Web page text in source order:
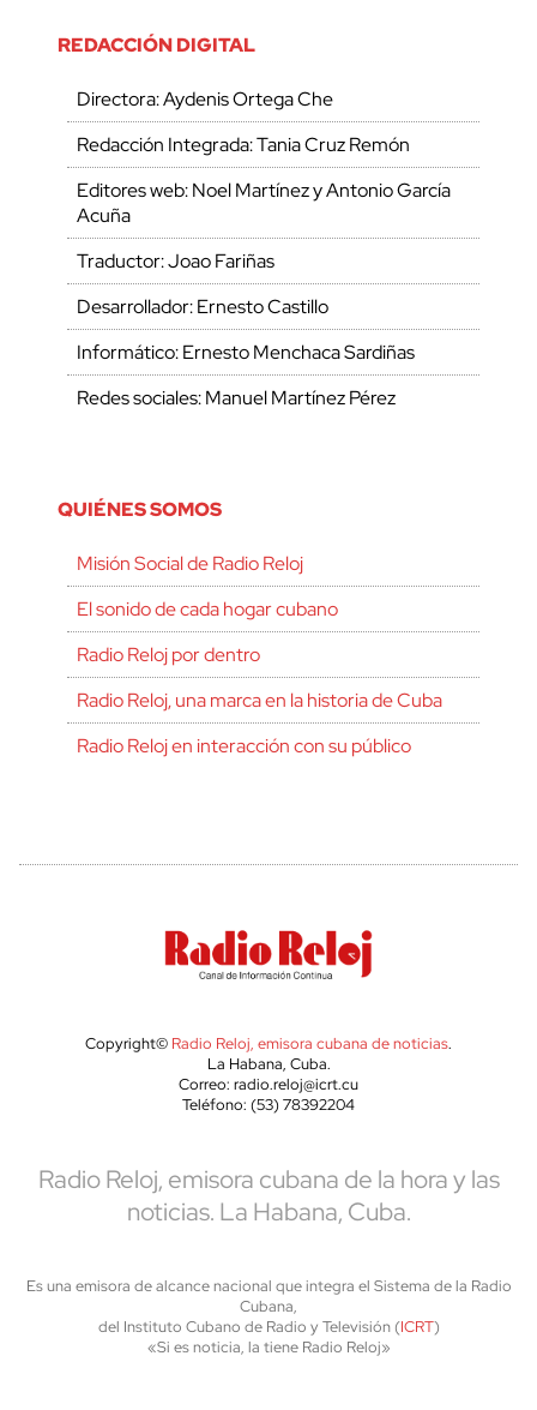
REDACCIÓN DIGITAL
Directora: Aydenis Ortega Che
Redacción Integrada: Tania Cruz Remón
Editores web: Noel Martínez y Antonio García
Acuña
Traductor: Joao Fariñas
Desarrollador: Ernesto Castillo
Informático: Ernesto Menchaca Sardiñas
Redes sociales: Manuel Martínez Pérez
QUIÉNES SOMOS
Misión Social de Radio Reloj
El sonido de cada hogar cubano
Radio Reloj por dentro
Radio Reloj, una marca en la historia de Cuba
Radio Reloj en interacción con su público
Copyright© Radio Reloj, emisora cubana de noticias.
La Habana, Cuba.
Correo: radio.reloj@icrt.cu
Teléfono: (53) 78392204
Radio Reloj, emisora cubana de la hora y las
noticias. La Habana, Cuba.
Es una emisora de alcance nacional que integra el Sistema de la Radio
Cubana,
del Instituto Cubano de Radio y Televisión (ICRT)
«Si es noticia, la tiene Radio Reloj»